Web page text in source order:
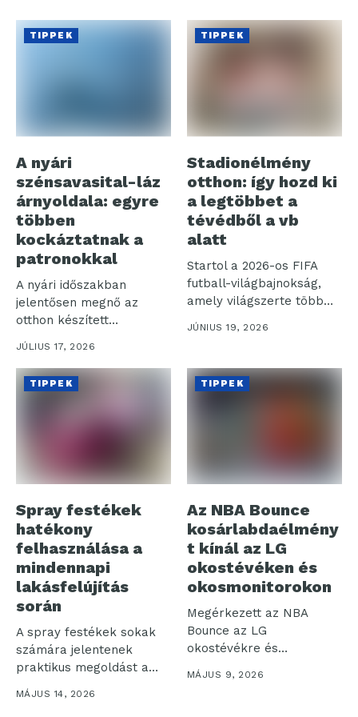
TIPPEK
A nyári
szénsavasital-láz
árnyoldala: egyre
többen
kockáztatnak a
patronokkal
A nyári időszakban
jelentősen megnő az
otthon készített
JÚLIUS 17, 2026
TIPPEK
Stadionélmény
otthon: így hozd ki
a legtöbbet a
tévédből a vb
alatt
Startol a 2026-os FIFA
futball-világbajnokság,
amely világszerte több
JÚNIUS 19, 2026
TIPPEK
Spray festékek
hatékony
felhasználása a
mindennapi
lakásfelújítás
során
A spray festékek sokak
számára jelentenek
praktikus megoldást a
lakásfelújítás során. Bár...
MÁJUS 14, 2026
TIPPEK
Az NBA Bounce
kosárlabdaélmény
t kínál az LG
okostévéken és
okosmonitorokon
Megérkezett az NBA
Bounce az LG
okostévékre és
okosmonitorokra: az LG
Electronics...
MÁJUS 9, 2026